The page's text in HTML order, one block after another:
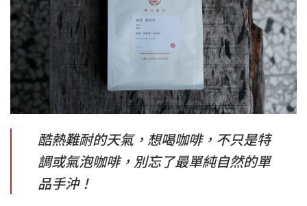
酷熱難耐的天氣，想喝咖啡，不只是特
調或氣泡咖啡，別忘了最單純自然的單
品手沖！